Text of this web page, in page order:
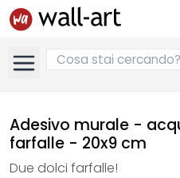
Adesivo murale -
farfalle - 20x9 cm
Due dolci farfalle!